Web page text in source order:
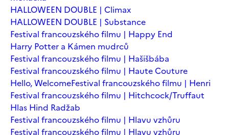
HALLOWEEN DOUBLE | Climax
HALLOWEEN DOUBLE | Substance
Festival francouzského filmu | Happy End
Harry Potter a Kámen mudrců
Festival francouzského filmu | Hašišbába
Festival francouzského filmu | Haute Couture
Hello, WelcomeFestival francouzského filmu | Henri
Festival francouzského filmu | Hitchcock/Truffaut
Hlas Hind Radžab
Festival francouzského filmu | Hlavu vzhůru
Festival francouzského filmu | Hlavu vzhůru